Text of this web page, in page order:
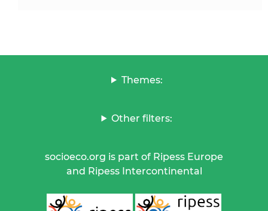
Themes:
Other filters:
socioeco.org is part of Ripess Europe
and Ripess Intercontinental